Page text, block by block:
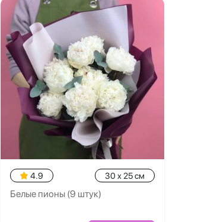
4.9 30 x 25 см
Белые пионы (9 штук)